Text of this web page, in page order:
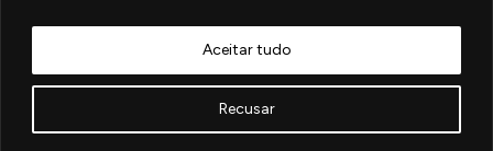
Recusar
Aceitar tudo